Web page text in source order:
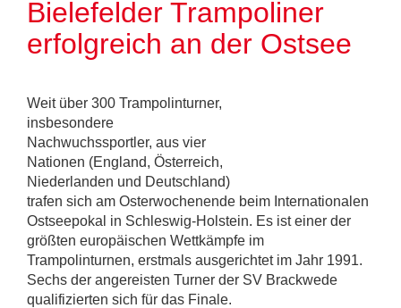
Bielefelder Trampoliner
erfolgreich an der Ostsee
Weit über 300 Trampolinturner,
insbesondere
Nachwuchssportler, aus vier
Nationen (England, Österreich,
Niederlanden und Deutschland)
trafen sich am Osterwochenende beim Internationalen
Ostseepokal in Schleswig-Holstein. Es ist einer der
größten europäischen Wettkämpfe im
Trampolinturnen, erstmals ausgerichtet im Jahr 1991.
Sechs der angereisten Turner der SV Brackwede
qualifizierten sich für das Finale.